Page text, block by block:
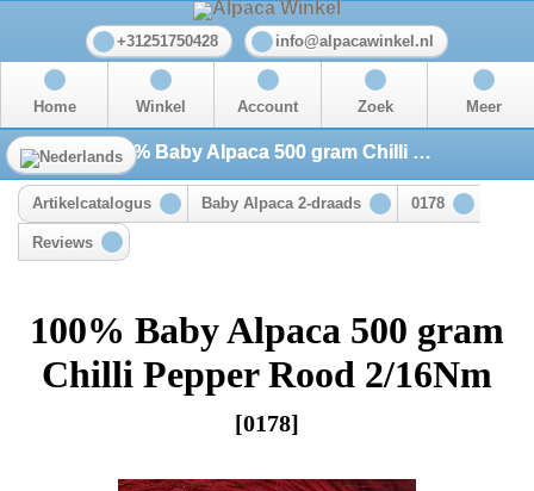
+31251750428 info@alpacawinkel.nl
Home Winkel Account Zoek Meer
100% Baby Alpaca 500 gram Chilli Pepper Rood 2/16Nm
Artikelcatalogus Baby Alpaca 2-draads 0178
Reviews
100% Baby Alpaca 500 gram
Chilli Pepper Rood 2/16Nm
[0178]